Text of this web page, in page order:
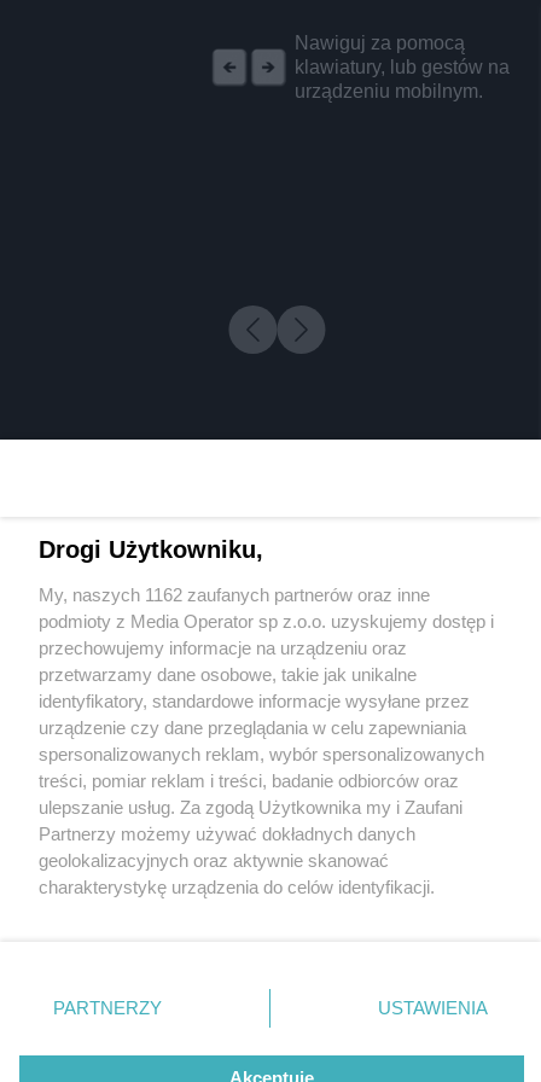
Nawiguj za pomocą
klawiatury, lub gestów na
urządzeniu mobilnym.
3 / 0
Wydawca mediów lokalnych
Nie zapomnij
zapoznać się z:
polityką prywatności regulamin korzystania z portali
Twojemiasto
Piekary Śląskie
Chorzów
Tarnowskie Góry
Gliwice
Skontakuj sięz nami
Kontakt
Wydawca
Redakcja
Drogi Użytkowniku,
My, naszych 1162 zaufanych partnerów oraz inne
podmioty z Media Operator sp z.o.o. uzyskujemy dostęp i
przechowujemy informacje na urządzeniu oraz
przetwarzamy dane osobowe, takie jak unikalne
identyfikatory, standardowe informacje wysyłane przez
urządzenie czy dane przeglądania w celu zapewniania
spersonalizowanych reklam, wybór spersonalizowanych
treści, pomiar reklam i treści, badanie odbiorców oraz
ulepszanie usług. Za zgodą Użytkownika my i Zaufani
Partnerzy możemy używać dokładnych danych
geolokalizacyjnych oraz aktywnie skanować
charakterystykę urządzenia do celów identyfikacji.
zmienić/wycofać klikając przycisk ustawień prywatności
znajdujący się w lewym dolnym rogu strony
rodzaje przetwarzania danych nie wymagają zgody
użytkownika, ale masz prawo sprzeciwić się takiemu
PARTNERZY USTAWIENIA
Akceptuję